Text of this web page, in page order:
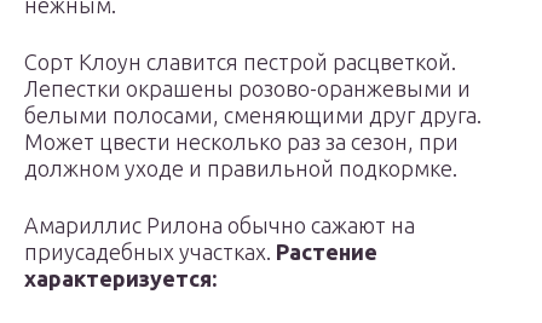
нежным.
Сорт Клоун славится пестрой расцветкой.
Лепестки окрашены розово-оранжевыми и
белыми полосами, сменяющими друг друга.
Может цвести несколько раз за сезон, при
должном уходе и правильной подкормке.
Амариллис Рилона обычно сажают на
приусадебных участках. Растение
характеризуется: